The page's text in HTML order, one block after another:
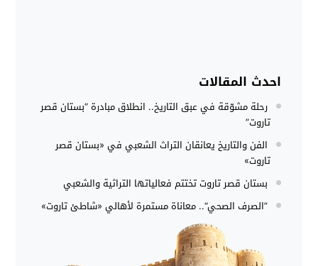
احدث المقالات
رحلة مشوّقة في عبق التاريخ.. انطلاق مبادرة “بستان قصر
تاروت”
الفن والتاريخ يعانقان التراث الشعبي في «بستان قصر
تاروت»
بستان قصر تاروت تختتم فعالياتها التراثية والشعبي
”الصرف الصحي“.. معاناة مستمرة لأهالي «شاطئ تاروت»